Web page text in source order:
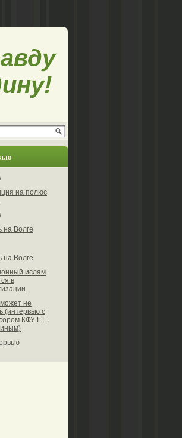
на полюс
на Волге
на Волге
ислам
в
не
(интервью с
КФУ Г.Г.